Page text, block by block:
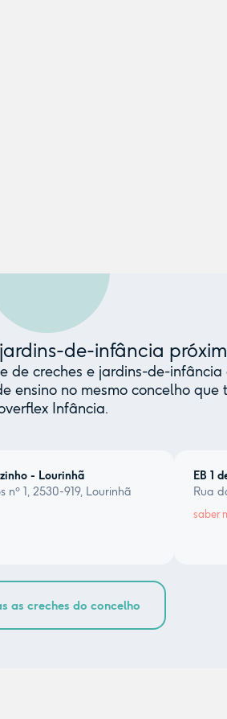
de-infância
de creches e jardins-de-
ensino no mesmo concelho
Infância.
- Lourinhã
nº 1, 2530-919, Lourinhã
EB 1
Rua
saber
as creches do concelho